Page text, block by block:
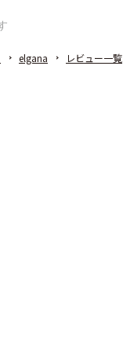
elgana レビュー一覧